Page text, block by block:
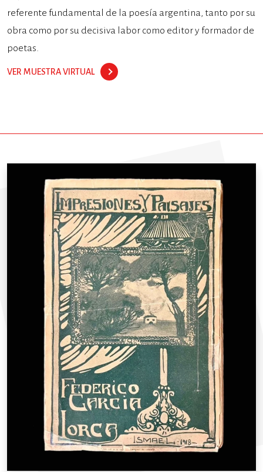
referente fundamental de la poesía argentina, tanto por su
obra como por su decisiva labor como editor y formador de
poetas.
VER MUESTRA VIRTUAL